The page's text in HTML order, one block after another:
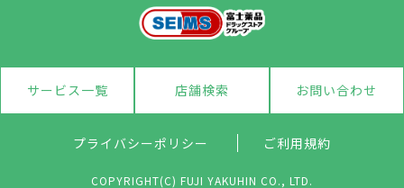
サービス一覧 店舗検索 お問い合わせ
プライバシーポリシー ご利用規約
COPYRIGHT(C) FUJI YAKUHIN CO., LTD.